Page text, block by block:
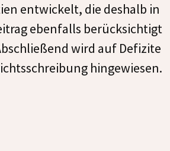
entwickelt, die deshalb in
ebenfalls berücksichtigt
wird auf Defizite
hingewiesen.